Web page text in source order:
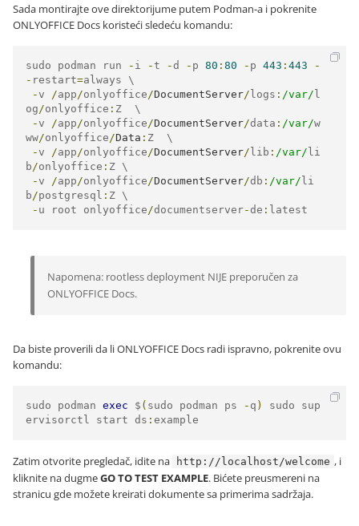
Sada montirajte ove direktorijume putem Podman-a i pokrenite
ONLYOFFICE Docs koristeći sledeću komandu:
sudo podman run - i -t -d - p 80 : 80 - p 443 : 443
-
- restart=always \
-v /app/onlyoffice/DocumentServer/ logs : /var/ l
og/onlyoffice : Z  \
-v /app/onlyoffice/DocumentServer/data : /var/w
ww/onlyoffice/Data : Z  \
-v /app/onlyoffice/DocumentServer/ lib : /var/ li
b/onlyoffice : Z \
-v /app/onlyoffice/DocumentServer/db : /var/ li
b/postgresql : Z \
- u root onlyoffice/documentserver-de : latest
Napomena: rootless deployment NIJE preporučen za
ONLYOFFICE Docs.
Da biste proverili da li ONLYOFFICE Docs radi ispravno, pokrenite ovu
komandu:
sudo podman exec $ ( sudo podman ps - q )
sudo sup
ervisorctl start ds : example
Zatim otvorite pregledač, idite na http://localhost/welcome , i
kliknite na dugmeGO TO TEST EXAMPLE. Bićete preusmereni na
stranicu gde možete kreirati dokumente sa primerima sadržaja.